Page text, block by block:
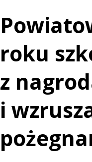
roku
z
i